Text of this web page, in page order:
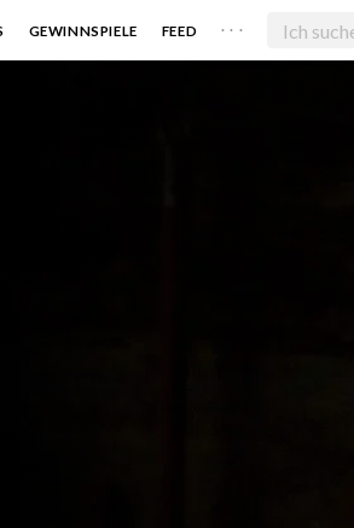
GEWINNSPIELE FEED . . .